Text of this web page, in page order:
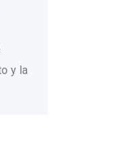
y la